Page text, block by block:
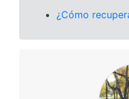
¿Cómo